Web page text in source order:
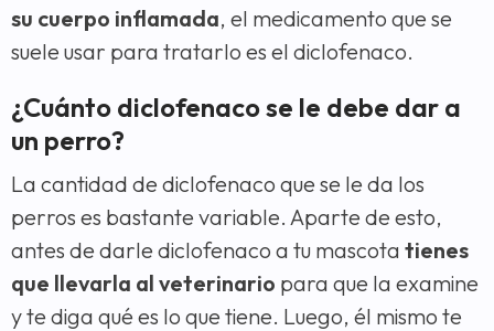
su cuerpo inflamada, el medicamento que se
suele usar para tratarlo es el diclofenaco.
¿Cuánto diclofenaco se le debe dar a
un perro?
La cantidad de diclofenaco que se le da los
perros es bastante variable. Aparte de esto,
antes de darle diclofenaco a tu mascota tienes
que llevarla al veterinario para que la examine
y te diga qué es lo que tiene. Luego, él mismo te